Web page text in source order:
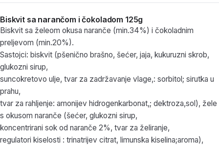
Biskvit sa narančom i čokoladom 125g
Biskvit sa želeom okusa naranče (min.34%) i čokoladnim
preljevom (min.20%).
Sastojci: biskvit (pšenično brašno, šećer, jaja, kukuruzni skrob,
glukozni sirup,
suncokretovo ulje, tvar za zadržavanje vlage,: sorbitol; sirutka u
prahu,
tvar za rahljenje: amonijev hidrogenkarbonat,; dektroza,sol), žele
s okusom naranče (šećer, glukozni sirup,
koncentrirani sok od naranče 2%, tvar za želiranje,
regulatori kiselosti : trinatrijev citrat, limunska kiselina;aroma),